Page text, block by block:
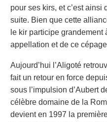
pour ses kirs, et c’est ainsi
suite. Bien que cette
le kir participe
appellation et de ce
Aujourd’hui l’Aligoté
fait un retour en force
sous l’impulsion d’Aubert
célèbre domaine de la
devient en 1997 la